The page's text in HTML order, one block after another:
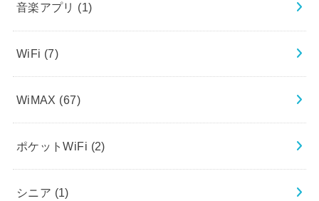
音楽アプリ (1)
WiFi (7)
WiMAX (67)
ポケットWiFi (2)
シニア (1)